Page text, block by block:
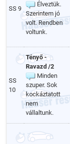
SS 9
Élveztük.
Szerintem jó
volt. Rendben
voltunk.
SS
10
Tényő -
Ravazd /2
Minden
szuper. Sok
kockáztatott
nem
vállaltunk.